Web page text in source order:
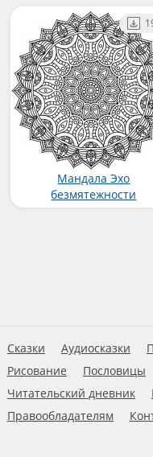
Мандала Эхо
безмятежности
Сказки Аудиосказки
Рисование
Пословицы
Читательский дневник
Правообладателям